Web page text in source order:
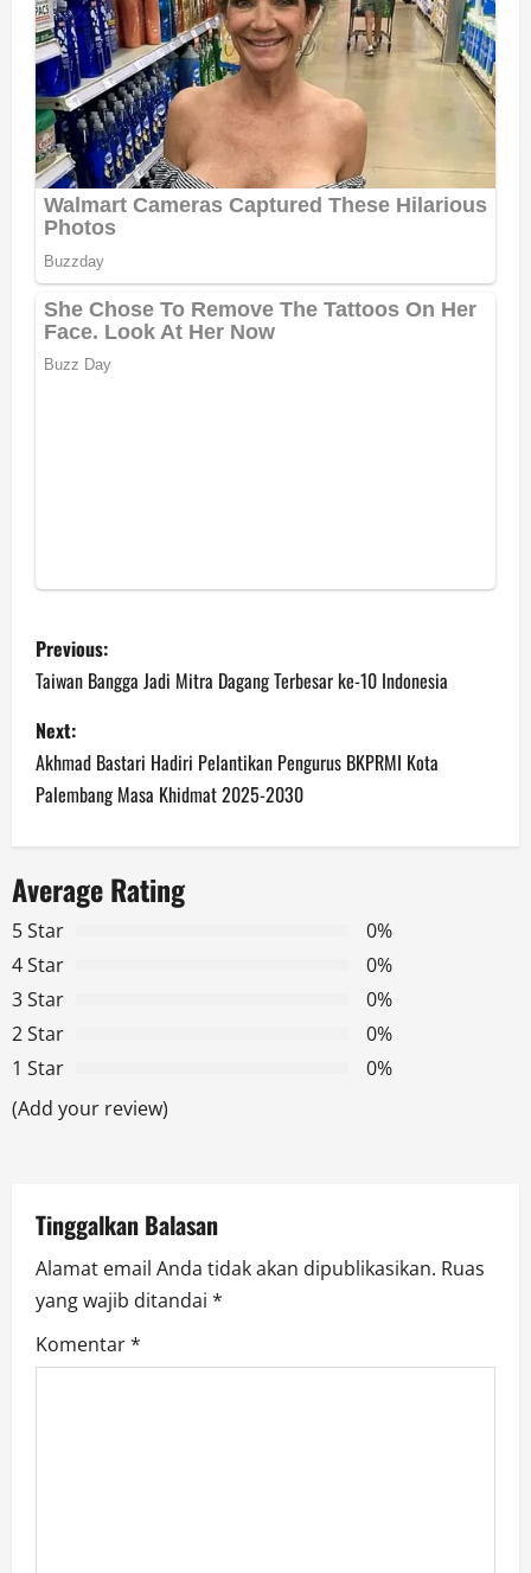
P
o
s
t
n
a
v
i
g
a
o
n
Previous:
Taiwan Bangga Jadi Mitra Dagang Terbesar ke-10 Indonesia
Next:
Akhmad Bastari Hadiri Pelantikan Pengurus BKPRMI Kota
Palembang Masa Khidmat 2025-2030
Average Rating
5 Star
0%
4 Star
0%
3 Star
0%
2 Star
0%
1 Star
0%
(Add your review)
Tinggalkan Balasan
Alamat email Anda tidak akan dipublikasikan. Ruas
yang wajib ditandai *
Komentar*